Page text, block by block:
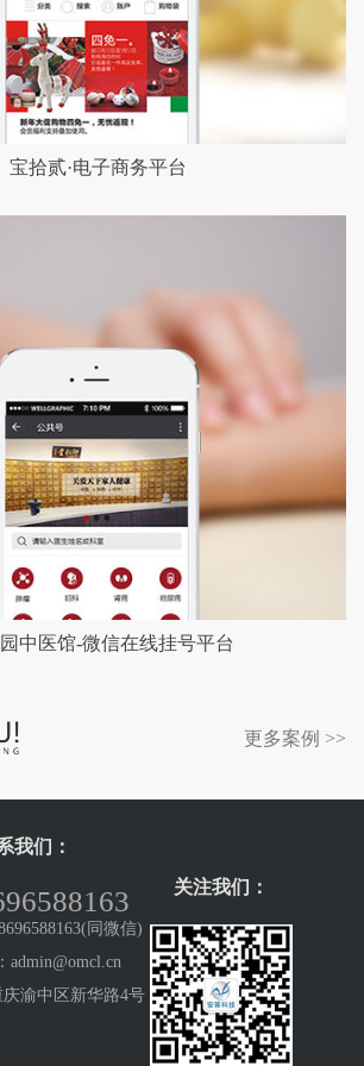
宝拾贰·电子商务平台
中医馆-微信在线挂号平台
更多案例 >>
我们：
同微信)
admin@omcl.cn
渝中区新华路4号
关注我们：